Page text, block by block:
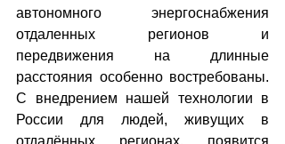
автономного энергоснабжения
отдаленных регионов и
передвижения на длинные
расстояния особенно востребованы.
С внедрением нашей технологии в
России для людей, живущих в
отдалённых регионах, появится